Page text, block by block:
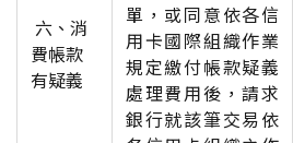
六 、消
費帳款
有疑義
單，或同意依各信
用卡國際組織作業
規定繳付帳款疑義
處理費用後，請求
銀行就該筆交易依